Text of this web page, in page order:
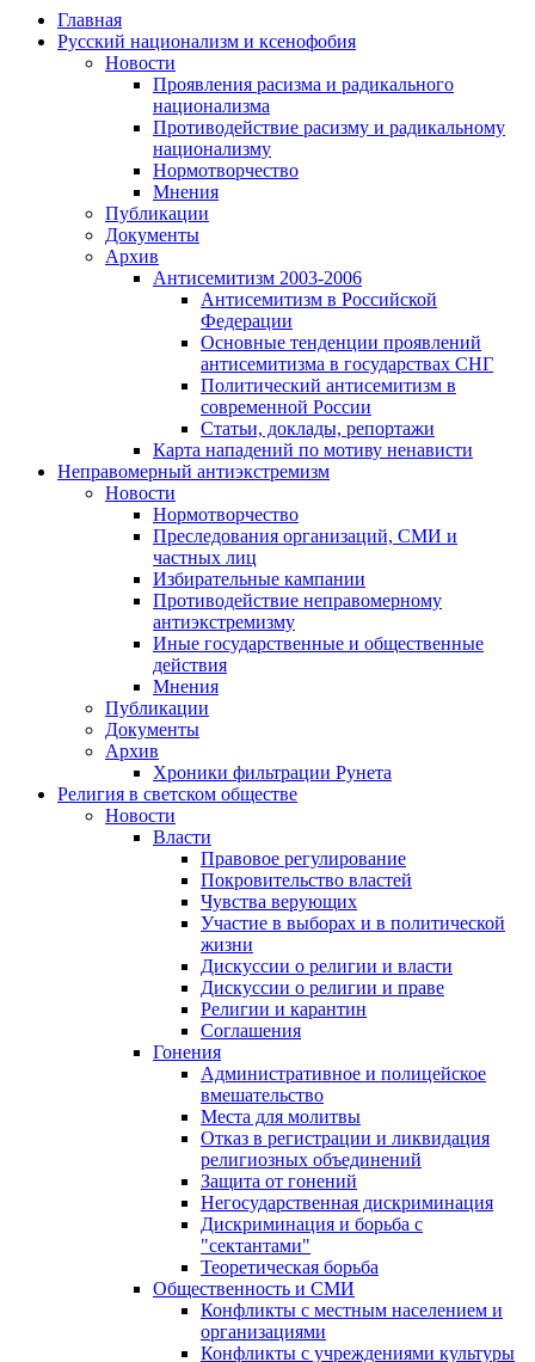
Главная
Русский национализм и ксенофобия
Новости
Проявления расизма и радикального
национализма
Противодействие расизму и радикальному
национализму
Нормотворчество
Мнения
Публикации
Документы
Архив
Антисемитизм 2003-2006
Антисемитизм в Российской
Федерации
Основные тенденции проявлений
антисемитизма в государствах СНГ
Политический антисемитизм в
современной России
Статьи, доклады, репортажи
Карта нападений по мотиву ненависти
Неправомерный антиэкстремизм
Новости
Нормотворчество
Преследования организаций, СМИ и
частных лиц
Избирательные кампании
Противодействие неправомерному
антиэкстремизму
Иные государственные и общественные
действия
Мнения
Публикации
Документы
Архив
Хроники фильтрации Рунета
Религия в светском обществе
Новости
Власти
Правовое регулирование
Покровительство властей
Чувства верующих
Участие в выборах и в политической
жизни
Дискуссии о религии и власти
Дискуссии о религии и праве
Религии и карантин
Соглашения
Гонения
Административное и полицейское
вмешательство
Места для молитвы
Отказ в регистрации и ликвидация
религиозных объединений
Защита от гонений
Негосударственная дискриминация
Дискриминация и борьба с
"сектантами"
Теоретическая борьба
Общественность и СМИ
Конфликты с местным населением и
организациями
Конфликты с учреждениями культуры